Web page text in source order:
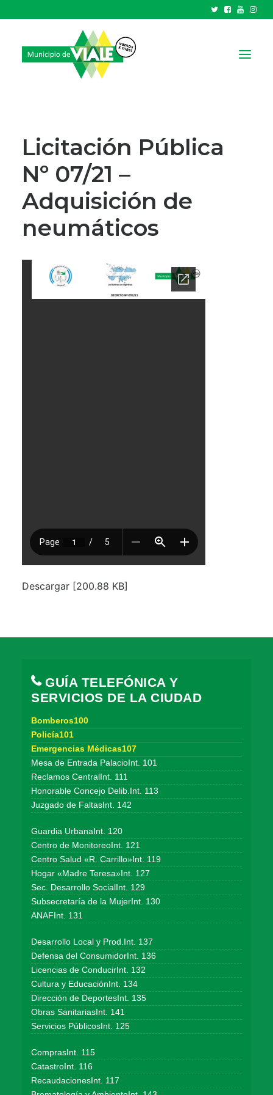
GOBIERNO
HCD
TRÁMITES Y SERVICIOS
CIUDAD
PARQUE INDUSTRIAL
Licitación Pública
Nº 07/21 –
Adquisición de
neumáticos
Descargar [200.88 KB]
GUÍA TELEFÓNICA Y
SERVICIOS DE LA CIUDAD
Bomberos100
Policía101
Emergencias Médicas107
Mesa de Entrada PalacioInt. 101
Reclamos CentralInt. 111
Honorable Concejo Delib.Int. 113
Juzgado de FaltasInt. 142
Guardia UrbanaInt. 120
Centro de MonitoreoInt. 121
Centro Salud «R. Carrillo»Int. 119
Hogar «Madre Teresa»Int. 127
Sec. Desarrollo SocialInt. 129
Subsecretaría de la MujerInt. 130
ANAFInt. 131
Desarrollo Local y Prod.Int. 137
Defensa del ConsumidorInt. 136
Licencias de ConducirInt. 132
Cultura y EducaciónInt. 134
Dirección de DeportesInt. 135
Obras SanitariasInt. 141
Servicios PúblicosInt. 125
ComprasInt. 115
CatastroInt. 116
RecaudacionesInt. 117